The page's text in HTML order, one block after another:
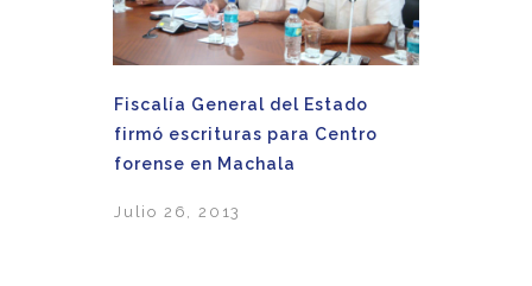
Fiscalía General del Estado
firmó escrituras para Centro
forense en Machala
Julio 26, 2013